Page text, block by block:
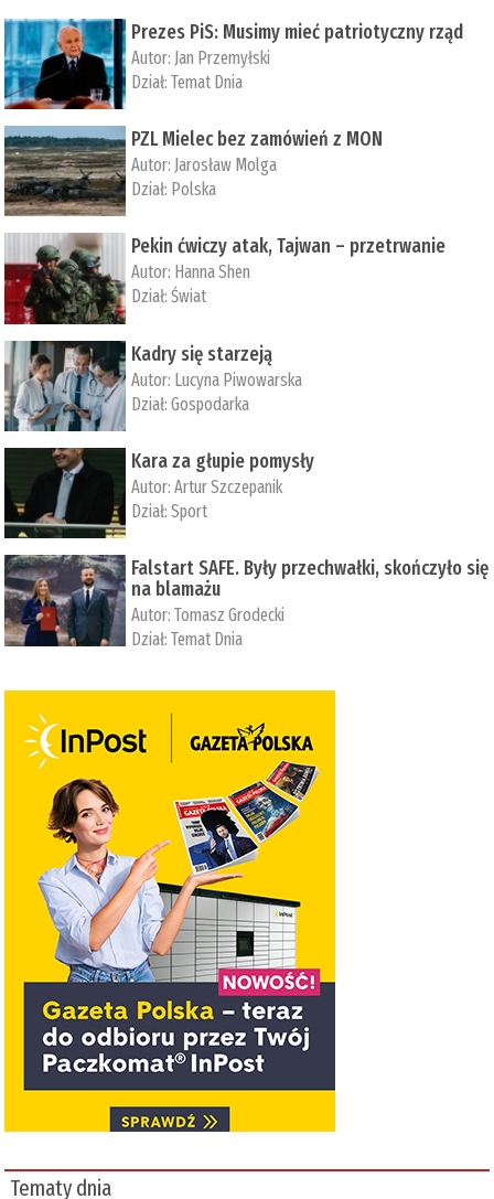
Prezes PiS: Musimy mieć patriotyczny rząd
Autor: Jan Przemyłski
Dział:Temat Dnia
PZL Mielec bez zamówień z MON
Autor: Jarosław Molga
Dział: Polska
Pekin ćwiczy atak, Tajwan – przetrwanie
Autor: ­Hanna Shen
Dział:Świat
Kadry się starzeją
Autor: Lucyna Piwowarska
Dział:Gospodarka
Kara za głupie pomysły
Autor:Artur Szczepanik
Dział:Sport
Falstart SAFE. Były przechwałki, skończyło się
na blamażu
Autor:Tomasz Grodecki
Dział:Temat Dnia
Tematy dnia